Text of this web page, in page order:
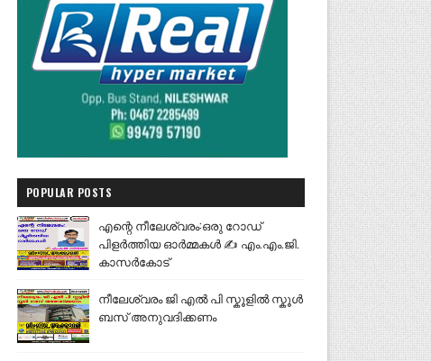
POPULAR POSTS
എന്റെ നീലേശ്വരം:ഒരു റോഡ്
പിളർത്തിയ ഓർമ്മകൾ ✍️ എം.എം.ജി.
കാസർകോട്
നീലേശ്വരം ജി എൽ പി സ്കൂളിൽ സ്കൂൾ
ബസ് അനുവദിക്കണം